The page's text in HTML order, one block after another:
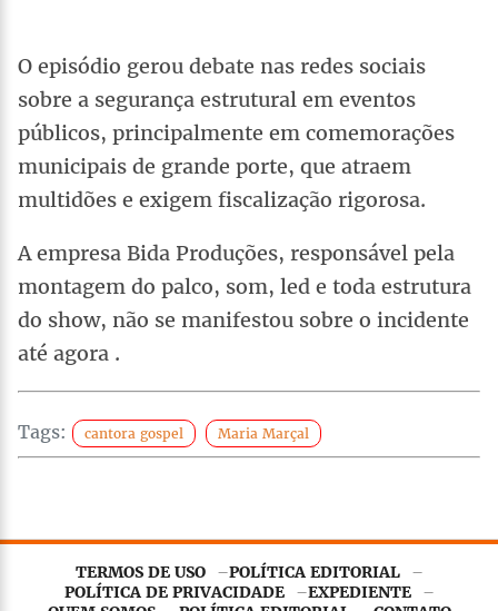
O episódio gerou debate nas redes sociais
sobre a segurança estrutural em eventos
públicos, principalmente em comemorações
municipais de grande porte, que atraem
multidões e exigem fiscalização rigorosa.
A empresa Bida Produções, responsável pela
montagem do palco, som, led e toda estrutura
do show, não se manifestou sobre o incidente
até agora .
Tags: cantora gospel Maria Marçal
TERMOS DE USO
POLÍTICA EDITORIAL
POLÍTICA DE PRIVACIDADE
EXPEDIENTE